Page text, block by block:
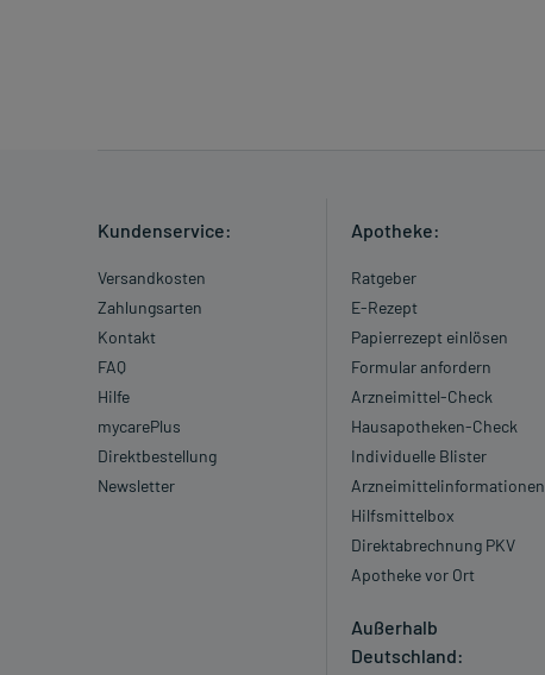
Kundenservice:
Versandkosten
Zahlungsarten
Kontakt
FAQ
Hilfe
mycarePlus
Direktbestellung
Newsletter
Apotheke:
Ratgeber
E-Rezept
Papierrezept einlösen
Formular anfordern
Arzneimittel-Check
Hausapotheken-Check
Individuelle Blister
Arzneimittelinformationen
Hilfsmittelbox
Direktabrechnung PKV
Apotheke vor Ort
Außerhalb
Deutschland: